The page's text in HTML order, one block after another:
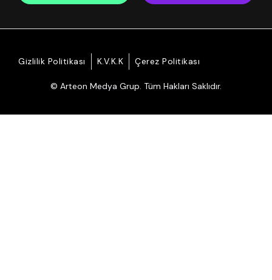
© Arteon Medya Grup. Tüm Hakları Saklıdır.
Gizlilik Politikası K.V.K.K Çerez Politikası